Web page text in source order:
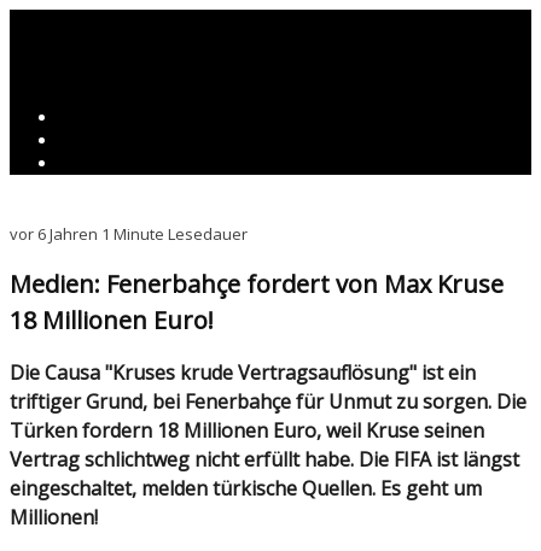
vor 6 Jahren 1 Minute Lesedauer
Medien: Fenerbahçe fordert von Max Kruse
18 Millionen Euro!
Die Causa "Kruses krude Vertragsauflösung" ist ein
triftiger Grund, bei Fenerbahçe für Unmut zu sorgen. Die
Türken fordern 18 Millionen Euro, weil Kruse seinen
Vertrag schlichtweg nicht erfüllt habe. Die FIFA ist längst
eingeschaltet, melden türkische Quellen. Es geht um
Millionen!